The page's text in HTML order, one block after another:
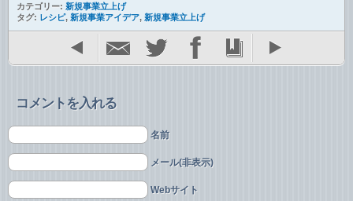
カテゴリー: 新規事業立上げ
タグ: レシピ, 新規事業アイデア, 新規事業立上げ
コメントを入れる
名前
メール(非表示)
Webサイト